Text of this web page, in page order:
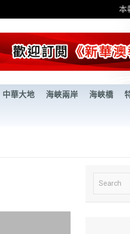
本
中華大地 海峽兩岸 海峽橋
e